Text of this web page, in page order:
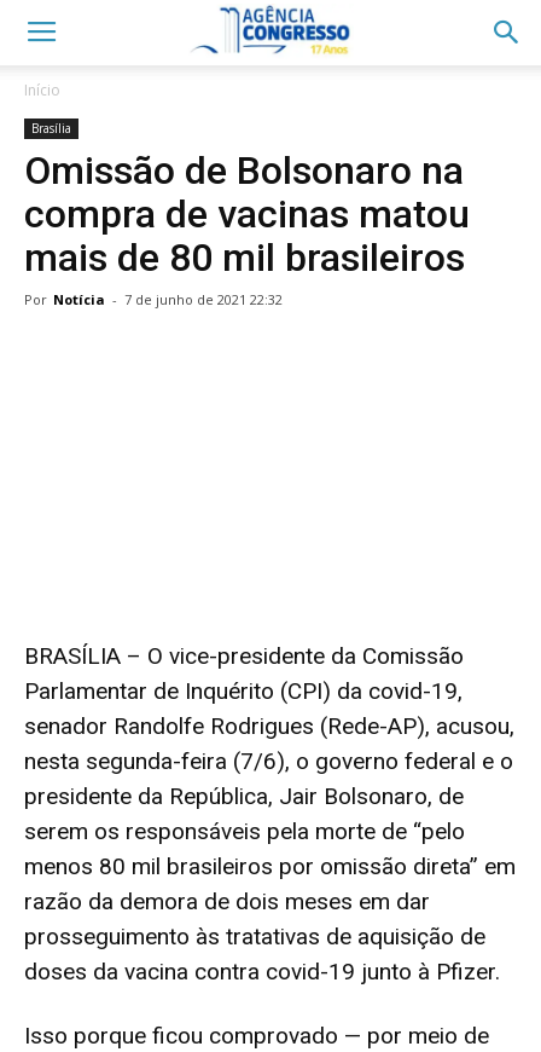
Início
Brasília
Omissão de Bolsonaro na
compra de vacinas matou
mais de 80 mil brasileiros
Por Notícia - 7 de junho de 2021 22:32
BRASÍLIA – O vice-presidente da Comissão
Parlamentar de Inquérito (CPI) da covid-19,
senador Randolfe Rodrigues (Rede-AP), acusou,
nesta segunda-feira (7/6), o governo federal e o
presidente da República, Jair Bolsonaro, de
serem os responsáveis pela morte de “pelo
menos 80 mil brasileiros por omissão direta” em
razão da demora de dois meses em dar
prosseguimento às tratativas de aquisição de
doses da vacina contra covid-19 junto à Pfizer.
Isso porque ficou comprovado — por meio de